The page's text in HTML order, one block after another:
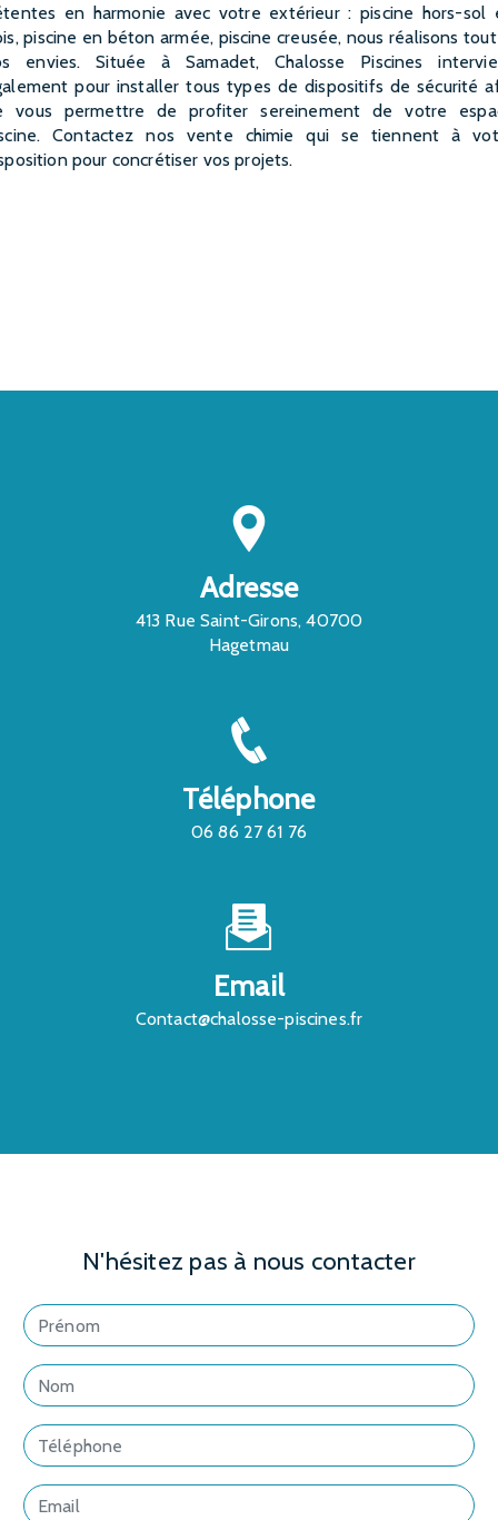
en harmonie avec votre extérieur : piscine hors-sol
piscine en béton armée, piscine creusée, nous réalisons
envies. Située à Samadet, Chalosse Piscines
pour installer tous types de dispositifs de sécurité
vous permettre de profiter sereinement de votre
Contactez nos vente chimie qui se tiennent à
pour concrétiser vos projets.
Adresse
413 Rue Saint-Girons, 40700
Hagetmau
Téléphone
06 86 27 61 76
Email
contact@chalosse-piscines.fr
N'hésitez pas à nous contacter